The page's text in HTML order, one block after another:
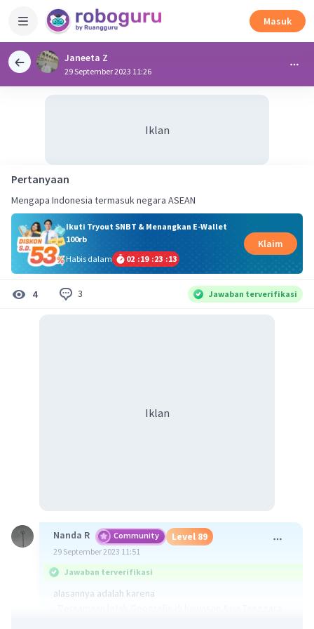
Masuk
Janeeta Z
29 September 2023 11:26
Iklan
Pertanyaan
Mengapa Indonesia termasuk negara ASEAN
Ikuti Tryout SNBT & Menangkan E-Wallet
100rb
Habis dalam
02 :19 :23 :13
Klaim
4 3 Jawaban terverifikasi
Iklan
Nanda R Community Level 89
29 September 2023 11:51
Jawaban terverifikasi
alasannya adalah karena